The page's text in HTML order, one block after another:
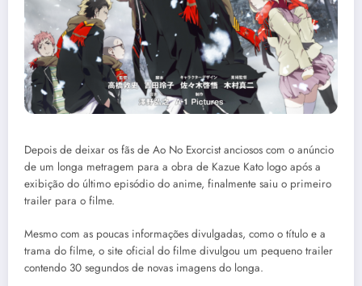
Depois de deixar os fãs de Ao No Exorcist anciosos com o anúncio
de um longa metragem para a obra de Kazue Kato logo após a
exibição do último episódio do anime, finalmente saiu o primeiro
trailer para o filme.
Mesmo com as poucas informações divulgadas, como o título e a
trama do filme, o site oficial do filme divulgou um pequeno trailer
contendo 30 segundos de novas imagens do longa.